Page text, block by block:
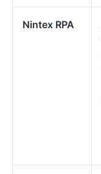
Nintex RPA